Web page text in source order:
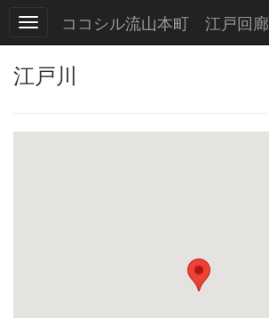
ココシル流山本町 江戸回廊
江戸川